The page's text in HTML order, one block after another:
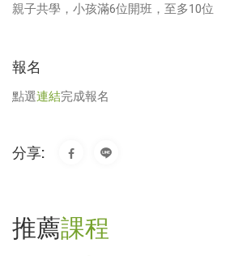
親子共學，小孩滿6位開班，至多10位
報名
點選連結完成報名
分享:
推薦課程